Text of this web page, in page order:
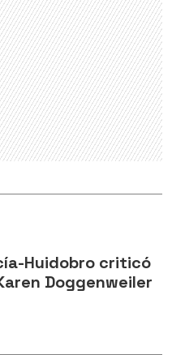
Huidobro criticó
Doggenweiler